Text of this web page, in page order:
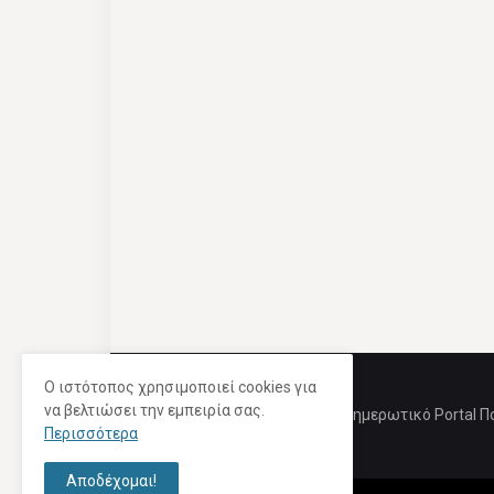
Ενημερωτικό Portal
Ο ιστότοπος χρησιμοποιεί cookies για
να βελτιώσει την εμπειρία σας.
Περισσότερα
Αποδέχομαι!